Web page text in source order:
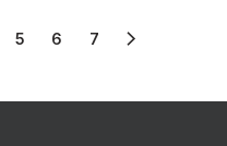
5 6 7